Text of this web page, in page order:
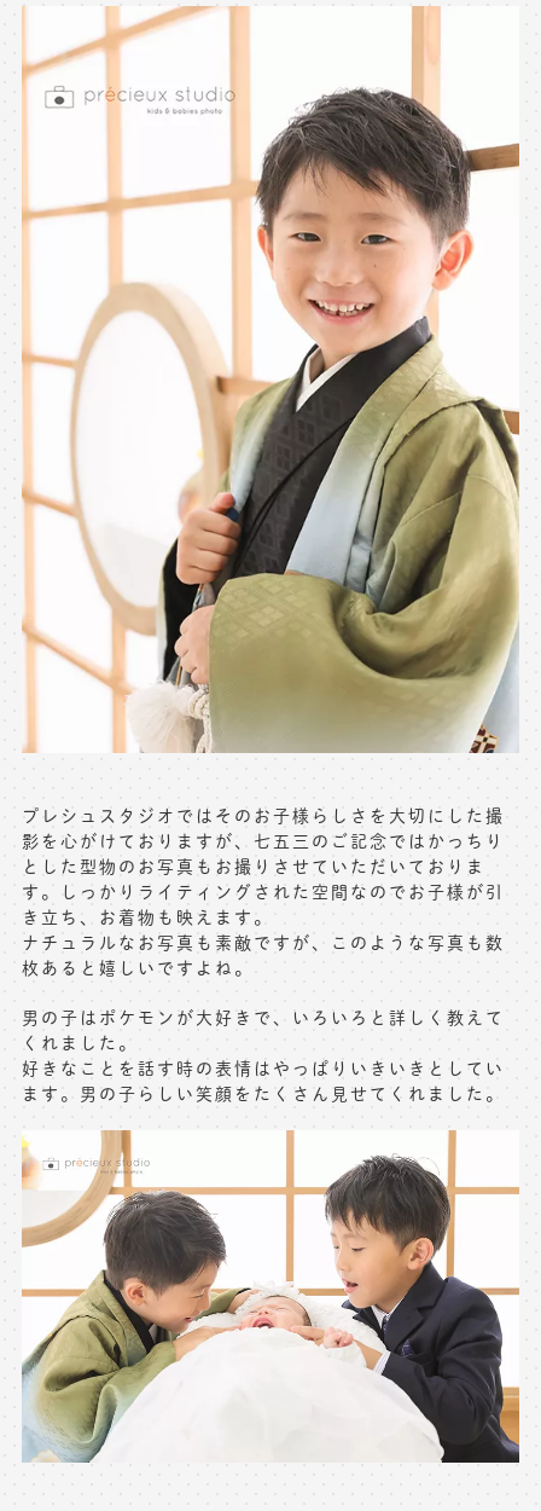
プレシュスタジオではそのお子様らしさを大切にした撮
影を心がけておりますが、七五三のご記念ではかっちり
とした型物のお写真もお撮りさせていただいておりま
す。しっかりライティングされた空間なのでお子様が引
き立ち、お着物も映えます。
ナチュラルなお写真も素敵ですが、このような写真も数
枚あると嬉しいですよね。
男の子はポケモンが大好きで、いろいろと詳しく教えて
くれました。
好きなことを話す時の表情はやっぱりいきいきとしてい
ます。男の子らしい笑顔をたくさん見せてくれました。